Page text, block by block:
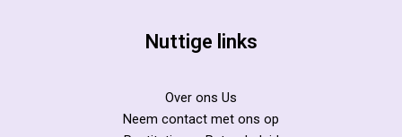
Nuttige links
Over ons Us
Neem contact met ons op